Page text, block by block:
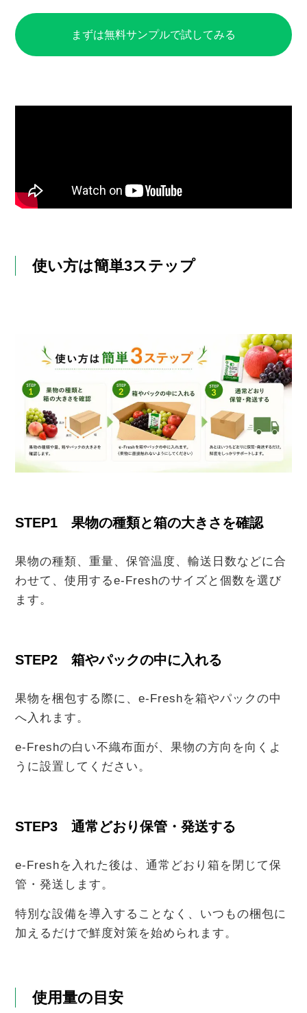
まずは無料サンプルで試してみる
使い方は簡単3ステップ
STEP1 果物の種類と箱の大きさを確認
果物の種類、重量、保管温度、輸送日数などに合
わせて、使用するe-Freshのサイズと個数を選び
ます。
STEP2 箱やパックの中に入れる
果物を梱包する際に、e-Freshを箱やパックの中
へ入れます。
e-Freshの白い不織布面が、果物の方向を向くよ
うに設置してください。
STEP3 通常どおり保管・発送する
e-Freshを入れた後は、通常どおり箱を閉じて保
管・発送します。
特別な設備を導入することなく、いつもの梱包に
加えるだけで鮮度対策を始められます。
使用量の目安